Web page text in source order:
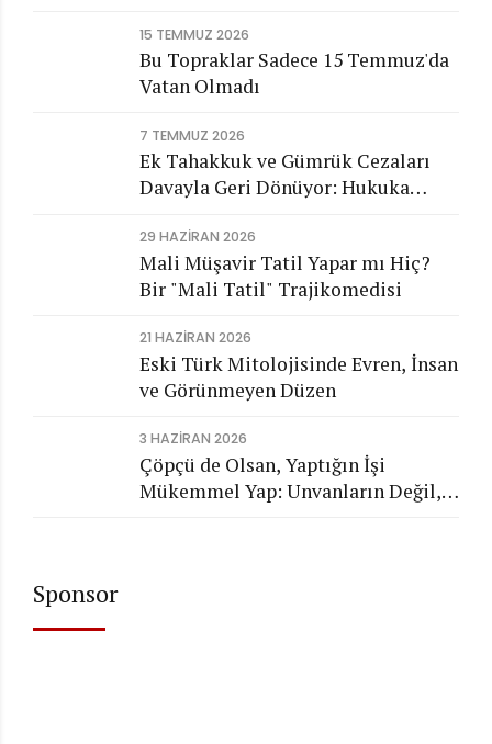
15 TEMMUZ 2026
Bu Topraklar Sadece 15 Temmuz'da
Vatan Olmadı
7 TEMMUZ 2026
Ek Tahakkuk ve Gümrük Cezaları
Davayla Geri Dönüyor: Hukuka
Görünmeyen Maliyeti
29 HAZIRAN 2026
Mali Müşavir Tatil Yapar mı Hiç?
Bir "Mali Tatil" Trajikomedisi
21 HAZIRAN 2026
Eski Türk Mitolojisinde Evren, İnsan
ve Görünmeyen Düzen
3 HAZIRAN 2026
Çöpçü de Olsan, Yaptığın İşi
Mükemmel Yap: Unvanların Değil,
Sponsor